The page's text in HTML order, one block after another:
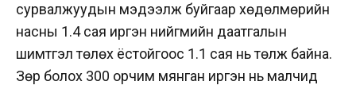
сурвалжуудын мэдээлж буйгаар хөдөлмөрийн
насны 1.4 сая иргэн нийгмийн даатгалын
шимтгэл төлөх ёстойгоос 1.1 сая нь төлж байна.
Зөрүү болох 300 орчим мянган иргэн нь малчид